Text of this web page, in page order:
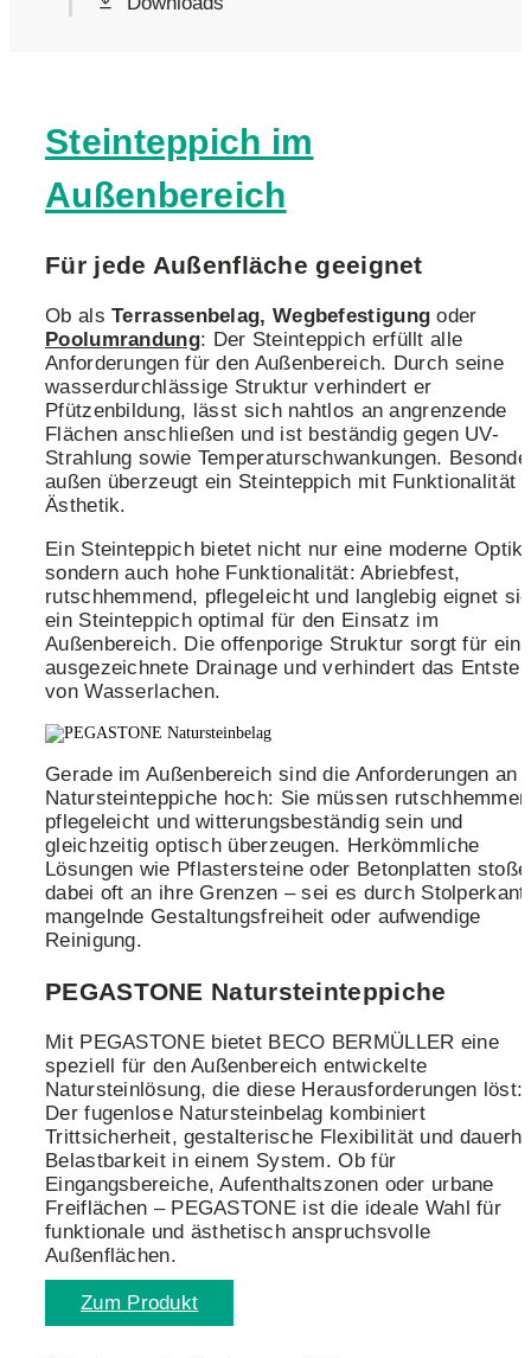
Steinteppich im
Außenbereich
Für jede Außenfläche geeignet
Ob alsTerrassenbelag, Wegbefestigung oder
Poolumrandung: Der Steinteppich erfüllt alle
Anforderungen für den Außenbereich. Durch seine
wasserdurchlässige Struktur verhindert er
Pfützenbildung, lässt sich nahtlos an angrenzende
Flächen anschließen und ist beständig gegen UV-
Strahlung sowie Temperaturschwankungen.
außen überzeugt ein Steinteppich mit Funktionalität
Ästhetik.
Ein Steinteppich bietet nicht nur eine moderne Optik,
sondern auch hohe Funktionalität: Abriebfest,
rutschhemmend, pflegeleicht und langlebig eignet
ein Steinteppich optimal für den Einsatz im
Außenbereich. Die offenporige Struktur sorgt für eine
ausgezeichnete Drainage und verhindert das
von Wasserlachen.
Gerade im Außenbereich sind die Anforderungen an
Natursteinteppiche hoch: Sie müssen
pflegeleicht und witterungsbeständig sein und
gleichzeitig optisch überzeugen. Herkömmliche
Lösungen wie Pflastersteine oder Betonplatten
dabei oft an ihre Grenzen – sei es durch
mangelnde Gestaltungsfreiheit oder aufwendige
Reinigung.
PEGASTONE Natursteinteppiche
Mit PEGASTONE bietet BECO BERMÜLLER eine
speziell für den Außenbereich entwickelte
Natursteinlösung, die diese Herausforderungen löst:
Der fugenlose Natursteinbelag kombiniert
Trittsicherheit, gestalterische Flexibilität und
Belastbarkeit in einem System. Ob für
Eingangsbereiche, Aufenthaltszonen oder urbane
Freiflächen – PEGASTONE ist die ideale Wahl für
funktionale und ästhetisch anspruchsvolle
Außenflächen.
Zum Produkt